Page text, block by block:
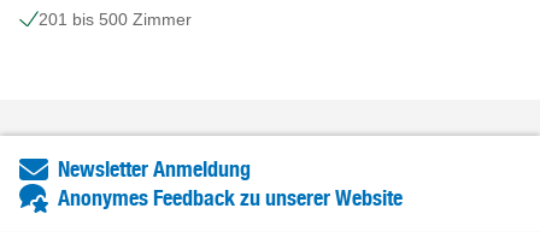
201 bis 500 Zimmer
Newsletter Anmeldung
Anonymes Feedback zu unserer Website